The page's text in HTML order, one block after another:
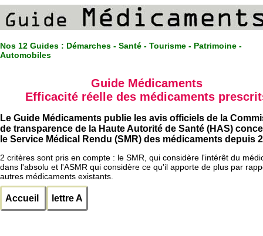
Nos 12 Guides : Démarches - Santé - Tourisme - Patrimoine -
Automobiles
Guide Médicaments
Efficacité réelle des médicaments
Le Guide Médicaments publie les avis officiels de la
de transparence de la Haute Autorité de Santé (HAS)
le Service Médical Rendu (SMR) des médicaments depuis
2 critères sont pris en compte : le SMR, qui considère l'intérêt du
dans l'absolu et l'ASMR qui considère ce qu'il apporte de plus par
autres médicaments existants.
Accueil lettre A